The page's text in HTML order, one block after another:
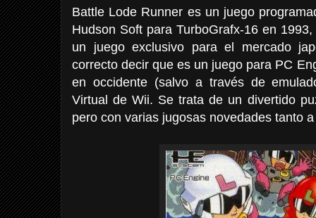
Battle Lode Runner es un juego
Hudson Soft para TurboGrafx-16 en
un juego exclusivo para el mercado
correcto decir que es un juego para PC
en occidente (salvo a través de
Virtual de Wii. Se trata de un divertido
pero con varias jugosas novedades tanto